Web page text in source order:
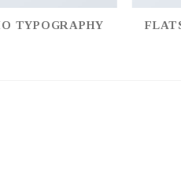
TYPOGRAPHY